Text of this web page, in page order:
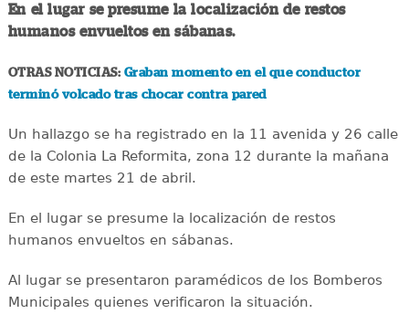
En el lugar se presume la localización de restos
humanos envueltos en sábanas.
OTRAS NOTICIAS: Graban momento en el que conductor
terminó volcado tras chocar contra pared
Un hallazgo se ha registrado en la 11 avenida y 26 calle
de la Colonia La Reformita, zona 12 durante la mañana
de este martes 21 de abril.
En el lugar se presume la localización de restos
humanos envueltos en sábanas.
Al lugar se presentaron paramédicos de los Bomberos
Municipales quienes verificaron la situación.